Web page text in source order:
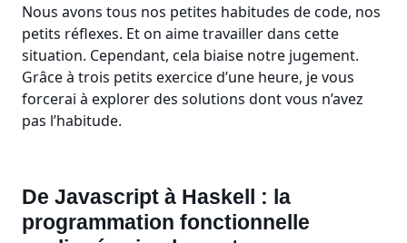
Nous avons tous nos petites habitudes de code, nos
petits réflexes. Et on aime travailler dans cette
situation. Cependant, cela biaise notre jugement.
Grâce à trois petits exercice d’une heure, je vous
forcerai à explorer des solutions dont vous n’avez
pas l’habitude.
De Javascript à Haskell : la
programmation fonctionnelle